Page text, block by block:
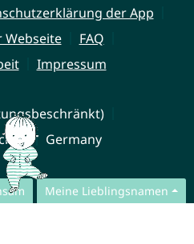
Meine Lieblingsnamen
der App
FAQ
Impressum
Germany